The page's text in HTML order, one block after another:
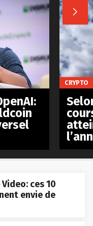
ces 10
envie de

CRYPTO